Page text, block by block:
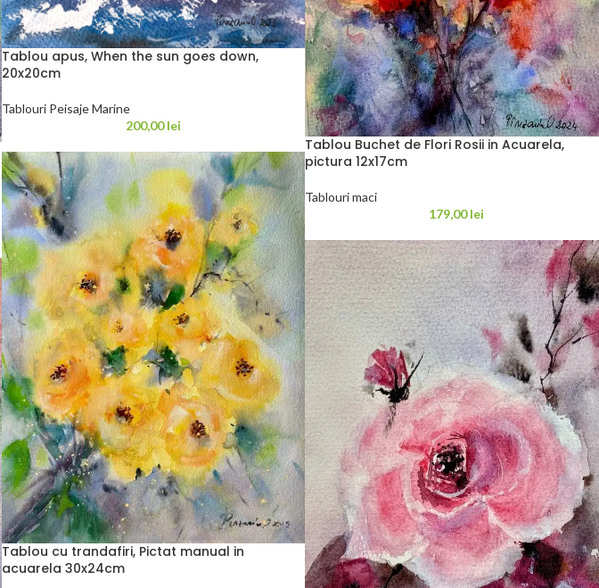
Tablou apus, When the sun goes down,
20x20cm
Tablouri Peisaje Marine
200,00lei
Tablou Buchet de Flori Rosii in Acuarela,
pictura 12x17cm
Tablouri maci
179,00lei
Tablou cu trandafiri, Pictat manual in
acuarela 30x24cm